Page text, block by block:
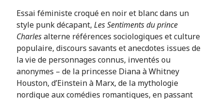
Essai féministe croqué en noir et blanc dans un
style punk décapant, Les Sentiments du prince
Charlesalterne références sociologiques et culture
populaire, discours savants et anecdotes issues de
la vie de personnages connus, inventés ou
anonymes – de la princesse Diana à Whitney
Houston, d’Einstein à Marx, de la mythologie
nordique aux comédies romantiques, en passant